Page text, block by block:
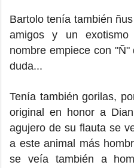
Bartolo tenía también
amigos y un
nombre empiece con
duda...
Tenía también gorilas,
original en honor a
agujero de su flauta se
a este animal más
se veía también a